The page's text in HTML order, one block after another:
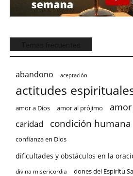
abandono aceptación
actitudes
amor a Dios amor al prójimo
caridad condición humana
confianza en Dios
dificultades y obstáculos en la
divina misericordia dones del Espíritu